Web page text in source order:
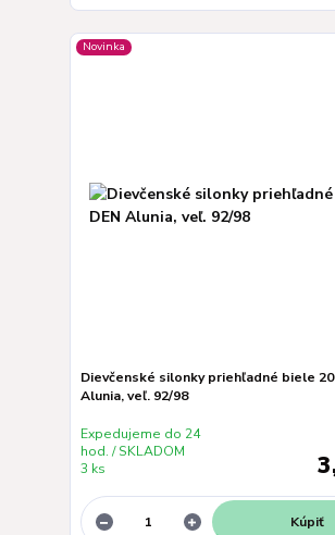
Novinka
Dievčenské silonky priehľadné biele 20
Alunia, veľ. 92/98
Expedujeme do 24
hod. / SKLADOM
3 ks
Kúpiť